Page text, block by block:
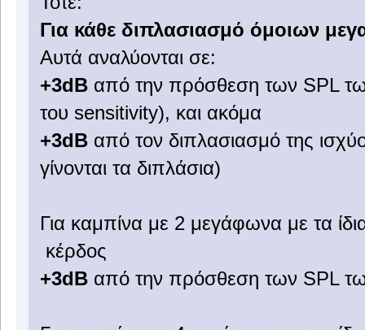
Για κάθε διπλασιασμό όμοιων
Αυτά αναλύονται σε:
+3dBαπό την πρόσθεση των SPL
του sensitivity), και ακόμα
+3dBαπό τον διπλασιασμό της
γίνονται τα διπλάσια)
Για καμπίνα με 2 μεγάφωνα με τα
κέρδος
+3dBαπό την πρόσθεση των SPL